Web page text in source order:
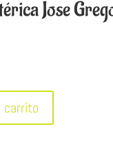
Jose
carrito